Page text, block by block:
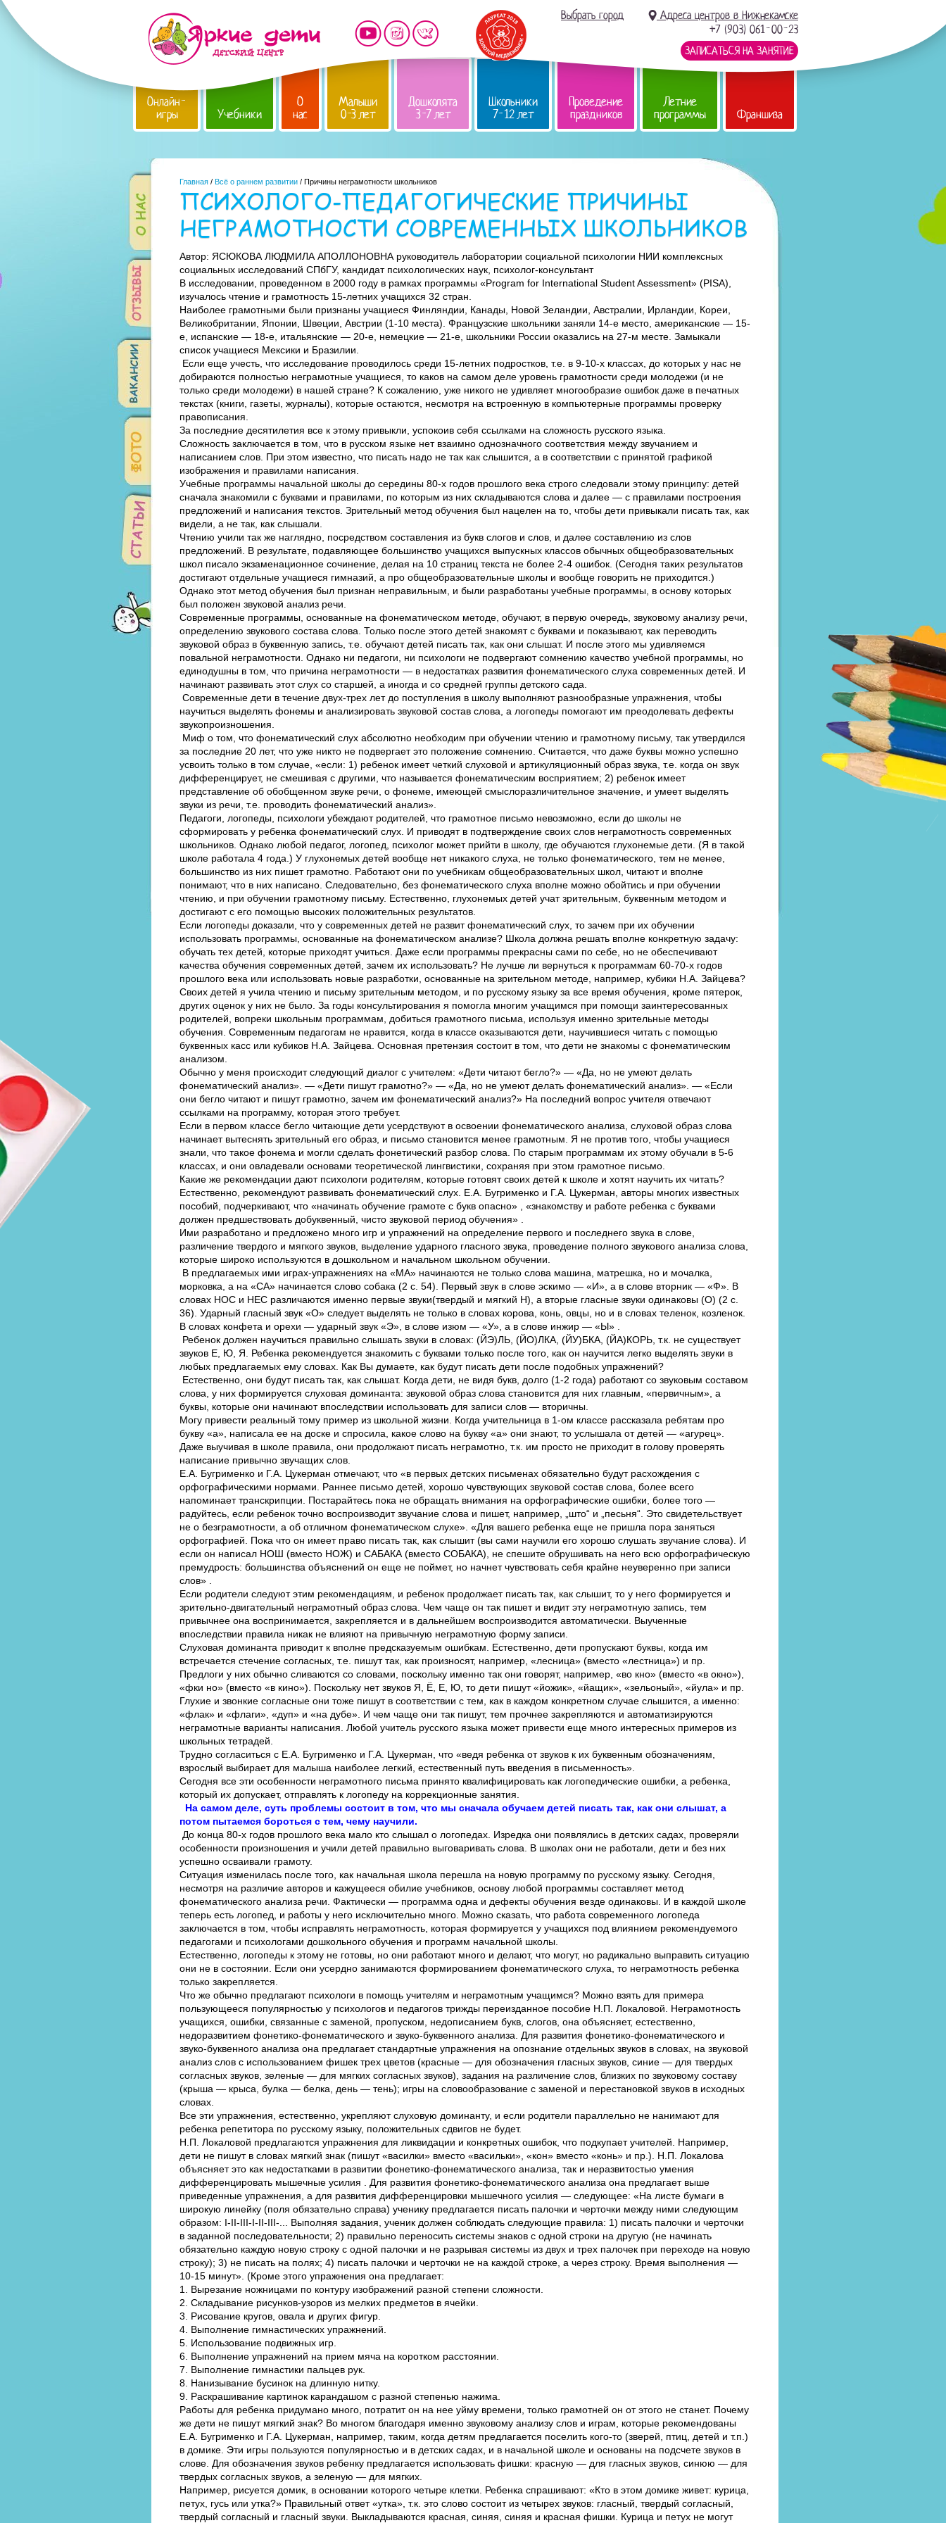
Выбрать город
Адреса центров в Нижнекамске
+7 (903) 061-00-23
ЗАПИСАТЬСЯ НА ЗАНЯТИЕ
Онлайн-
игры Учебники
О
нас
Малыши
0-3 лет
Дошколята
3-7 лет
Школьники
7-12 лет
Проведение
праздников
Летние
программы Франшиза
Главная / Всё о раннем развитии / Причины неграмотности школьников
ПСИХОЛОГО-ПЕДАГОГИЧЕСКИЕ ПРИЧИНЫ
НЕГРАМОТНОСТИ СОВРЕМЕННЫХ ШКОЛЬНИКОВ
Автор: ЯСЮКОВА ЛЮДМИЛА АПОЛЛОНОВНА руководитель лаборатории социальной психологии НИИ комплексных
социальных исследований СПбГУ, кандидат психологических наук, психолог-консультант
В исследовании, проведенном в 2000 году в рамках программы «Program for International Student Assessment» (PISA),
изучалось чтение и грамотность 15-летних учащихся 32 стран.
Наиболее грамотными были признаны учащиеся Финляндии, Канады, Новой Зеландии, Австралии, Ирландии, Кореи,
Великобритании, Японии, Швеции, Австрии (1-10 места). Французские школьники заняли 14-е место, американские — 15-
е, испанские — 18-е, итальянские — 20-е, немецкие — 21-е, школьники России оказались на 27-м месте. Замыкали
список учащиеся Мексики и Бразилии.
Если еще учесть, что исследование проводилось среди 15-летних подростков, т.е. в 9-10-х классах, до которых у нас не
добираются полностью неграмотные учащиеся, то каков на самом деле уровень грамотности среди молодежи (и не
только среди молодежи) в нашей стране? К сожалению, уже никого не удивляет многообразие ошибок даже в печатных
текстах (книги, газеты, журналы), которые остаются, несмотря на встроенную в компьютерные программы проверку
правописания.
За последние десятилетия все к этому привыкли, успокоив себя ссылками на сложность русского языка.
Сложность заключается в том, что в русском языке нет взаимно однозначного соответствия между звучанием и
написанием слов. При этом известно, что писать надо не так как слышится, а в соответствии с принятой графикой
изображения и правилами написания.
Учебные программы начальной школы до середины 80-х годов прошлого века строго следовали этому принципу: детей
сначала знакомили с буквами и правилами, по которым из них складываются слова и далее — с правилами построения
предложений и написания текстов. Зрительный метод обучения был нацелен на то, чтобы дети привыкали писать так, как
видели, а не так, как слышали.
Чтению учили так же наглядно, посредством составления из букв слогов и слов, и далее составлению из слов
предложений. В результате, подавляющее большинство учащихся выпускных классов обычных общеобразовательных
школ писало экзаменационное сочинение, делая на 10 страниц текста не более 2-4 ошибок. (Сегодня таких результатов
достигают отдельные учащиеся гимназий, а про общеобразовательные школы и вообще говорить не приходится.)
Однако этот метод обучения был признан неправильным, и были разработаны учебные программы, в основу которых
был положен звуковой анализ речи.
Современные программы, основанные на фонематическом методе, обучают, в первую очередь, звуковому анализу речи,
определению звукового состава слова. Только после этого детей знакомят с буквами и показывают, как переводить
звуковой образ в буквенную запись, т.е. обучают детей писать так, как они слышат. И после этого мы удивляемся
повальной неграмотности. Однако ни педагоги, ни психологи не подвергают сомнению качество учебной программы, но
единодушны в том, что причина неграмотности — в недостатках развития фонематического слуха современных детей. И
начинают развивать этот слух со старшей, а иногда и со средней группы детского сада.
Современные дети в течение двух-трех лет до поступления в школу выполняют разнообразные упражнения, чтобы
научиться выделять фонемы и анализировать звуковой состав слова, а логопеды помогают им преодолевать дефекты
звукопроизношения.
Миф о том, что фонематический слух абсолютно необходим при обучении чтению и грамотному письму, так утвердился
за последние 20 лет, что уже никто не подвергает это положение сомнению. Считается, что даже буквы можно успешно
усвоить только в том случае, «если: 1) ребенок имеет четкий слуховой и артикуляционный образ звука, т.е. когда он звук
дифференцирует, не смешивая с другими, что называется фонематическим восприятием; 2) ребенок имеет
представление об обобщенном звуке речи, о фонеме, имеющей смыслоразличительное значение, и умеет выделять
звуки из речи, т.е. проводить фонематический анализ».
Педагоги, логопеды, психологи убеждают родителей, что грамотное письмо невозможно, если до школы не
сформировать у ребенка фонематический слух. И приводят в подтверждение своих слов неграмотность современных
школьников. Однако любой педагог, логопед, психолог может прийти в школу, где обучаются глухонемые дети. (Я в такой
школе работала 4 года.) У глухонемых детей вообще нет никакого слуха, не только фонематического, тем не менее,
большинство из них пишет грамотно. Работают они по учебникам общеобразовательных школ, читают и вполне
понимают, что в них написано. Следовательно, без фонематического слуха вполне можно обойтись и при обучении
чтению, и при обучении грамотному письму. Естественно, глухонемых детей учат зрительным, буквенным методом и
достигают с его помощью высоких положительных результатов.
Если логопеды доказали, что у современных детей не развит фонематический слух, то зачем при их обучении
использовать программы, основанные на фонематическом анализе? Школа должна решать вполне конкретную задачу:
обучать тех детей, которые приходят учиться. Даже если программы прекрасны сами по себе, но не обеспечивают
качества обучения современных детей, зачем их использовать? Не лучше ли вернуться к программам 60-70-х годов
прошлого века или использовать новые разработки, основанные на зрительном методе, например, кубики Н.А. Зайцева?
Своих детей я учила чтению и письму зрительным методом, и по русскому языку за все время обучения, кроме пятерок,
других оценок у них не было. За годы консультирования я помогла многим учащимся при помощи заинтересованных
родителей, вопреки школьным программам, добиться грамотного письма, используя именно зрительные методы
обучения. Современным педагогам не нравится, когда в классе оказываются дети, научившиеся читать с помощью
буквенных касс или кубиков Н.А. Зайцева. Основная претензия состоит в том, что дети не знакомы с фонематическим
анализом.
Обычно у меня происходит следующий диалог с учителем: «Дети читают бегло?» — «Да, но не умеют делать
фонематический анализ». — «Дети пишут грамотно?» — «Да, но не умеют делать фонематический анализ». — «Если
они бегло читают и пишут грамотно, зачем им фонематический анализ?» На последний вопрос учителя отвечают
ссылками на программу, которая этого требует.
Если в первом классе бегло читающие дети усердствуют в освоении фонематического анализа, слуховой образ слова
начинает вытеснять зрительный его образ, и письмо становится менее грамотным. Я не против того, чтобы учащиеся
знали, что такое фонема и могли сделать фонетический разбор слова. По старым программам их этому обучали в 5-6
классах, и они овладевали основами теоретической лингвистики, сохраняя при этом грамотное письмо.
Какие же рекомендации дают психологи родителям, которые готовят своих детей к школе и хотят научить их читать?
Естественно, рекомендуют развивать фонематический слух. Е.А. Бугрименко и Г.А. Цукерман, авторы многих известных
пособий, подчеркивают, что «начинать обучение грамоте с букв опасно» , «знакомству и работе ребенка с буквами
должен предшествовать добуквенный, чисто звуковой период обучения» .
Ими разработано и предложено много игр и упражнений на определение первого и последнего звука в слове,
различение твердого и мягкого звуков, выделение ударного гласного звука, проведение полного звукового анализа слова,
которые широко используются в дошкольном и начальном школьном обучении.
В предлагаемых ими играх-упражнениях на «МА» начинаются не только слова машина, матрешка, но и мочалка,
морковка, а на «СА» начинается слово собака (2 с. 54). Первый звук в слове эскимо — «И», а в слове вторник — «Ф». В
словах НОС и НЕС различаются именно первые звуки(твердый и мягкий Н), а вторые гласные звуки одинаковы (О) (2 с.
36). Ударный гласный звук «О» следует выделять не только в словах корова, конь, овцы, но и в словах теленок, козленок.
В словах конфета и орехи — ударный звук «Э», в слове изюм — «У», а в слове инжир — «Ы» .
Ребенок должен научиться правильно слышать звуки в словах: (ЙЭ)ЛЬ, (ЙО)ЛКА, (ЙУ)БКА, (ЙА)КОРЬ, т.к. не существует
звуков Е, Ю, Я. Ребенка рекомендуется знакомить с буквами только после того, как он научится легко выделять звуки в
любых предлагаемых ему словах. Как Вы думаете, как будут писать дети после подобных упражнений?
Естественно, они будут писать так, как слышат. Когда дети, не видя букв, долго (1-2 года) работают со звуковым составом
слова, у них формируется слуховая доминанта: звуковой образ слова становится для них главным, «первичным», а
буквы, которые они начинают впоследствии использовать для записи слов — вторичны.
Могу привести реальный тому пример из школьной жизни. Когда учительница в 1-ом классе рассказала ребятам про
букву «а», написала ее на доске и спросила, какое слово на букву «а» они знают, то услышала от детей — «агурец».
Даже выучивая в школе правила, они продолжают писать неграмотно, т.к. им просто не приходит в голову проверять
написание привычно звучащих слов.
Е.А. Бугрименко и Г.А. Цукерман отмечают, что «в первых детских письменах обязательно будут расхождения с
орфографическими нормами. Раннее письмо детей, хорошо чувствующих звуковой состав слова, более всего
напоминает транскрипции. Постарайтесь пока не обращать внимания на орфографические ошибки, более того —
радуйтесь, если ребенок точно воспроизводит звучание слова и пишет, например, „што“ и „песьня“. Это свидетельствует
не о безграмотности, а об отличном фонематическом слухе». «Для вашего ребенка еще не пришла пора заняться
орфографией. Пока что он имеет право писать так, как слышит (вы сами научили его хорошо слушать звучание слова). И
если он написал НОШ (вместо НОЖ) и САБАКА (вместо СОБАКА), не спешите обрушивать на него всю орфографическую
премудрость: большинства объяснений он еще не поймет, но начнет чувствовать себя крайне неуверенно при записи
слов» .
Если родители следуют этим рекомендациям, и ребенок продолжает писать так, как слышит, то у него формируется и
зрительно-двигательный неграмотный образ слова. Чем чаще он так пишет и видит эту неграмотную запись, тем
привычнее она воспринимается, закрепляется и в дальнейшем воспроизводится автоматически. Выученные
впоследствии правила никак не влияют на привычную неграмотную форму записи.
Слуховая доминанта приводит к вполне предсказуемым ошибкам. Естественно, дети пропускают буквы, когда им
встречается стечение согласных, т.е. пишут так, как произносят, например, «лесница» (вместо «лестница») и пр.
Предлоги у них обычно сливаются со словами, поскольку именно так они говорят, например, «во кно» (вместо «в окно»),
«фки но» (вместо «в кино»). Поскольку нет звуков Я, Ё, Е, Ю, то дети пишут «йожик», «йащик», «зельоный», «йула» и пр.
Глухие и звонкие согласные они тоже пишут в соответствии с тем, как в каждом конкретном случае слышится, а именно:
«флак» и «флаги», «дуп» и «на дубе». И чем чаще они так пишут, тем прочнее закрепляются и автоматизируются
неграмотные варианты написания. Любой учитель русского языка может привести еще много интересных примеров из
школьных тетрадей.
Трудно согласиться с Е.А. Бугрименко и Г.А. Цукерман, что «ведя ребенка от звуков к их буквенным обозначениям,
взрослый выбирает для малыша наиболее легкий, естественный путь введения в письменность».
Сегодня все эти особенности неграмотного письма принято квалифицировать как логопедические ошибки, а ребенка,
который их допускает, отправлять к логопеду на коррекционные занятия.
На самом деле, суть проблемы состоит в том, что мы сначала обучаем детей писать так, как они слышат, а
потом пытаемся бороться с тем, чему научили.
До конца 80-х годов прошлого века мало кто слышал о логопедах. Изредка они появлялись в детских садах, проверяли
особенности произношения и учили детей правильно выговаривать слова. В школах они не работали, дети и без них
успешно осваивали грамоту.
Ситуация изменилась после того, как начальная школа перешла на новую программу по русскому языку. Сегодня,
несмотря на различие авторов и кажущееся обилие учебников, основу любой программы составляет метод
фонематического анализа речи. Фактически — программа одна и дефекты обучения везде одинаковы. И в каждой школе
теперь есть логопед, и работы у него исключительно много. Можно сказать, что работа современного логопеда
заключается в том, чтобы исправлять неграмотность, которая формируется у учащихся под влиянием рекомендуемого
педагогами и психологами дошкольного обучения и программ начальной школы.
Естественно, логопеды к этому не готовы, но они работают много и делают, что могут, но радикально выправить ситуацию
они не в состоянии. Если они усердно занимаются формированием фонематического слуха, то неграмотность ребенка
только закрепляется.
Что же обычно предлагают психологи в помощь учителям и неграмотным учащимся? Можно взять для примера
пользующееся популярностью у психологов и педагогов трижды переизданное пособие Н.П. Локаловой. Неграмотность
учащихся, ошибки, связанные с заменой, пропуском, недописанием букв, слогов, она объясняет, естественно,
недоразвитием фонетико-фонематического и звуко-буквенного анализа. Для развития фонетико-фонематического и
звуко-буквенного анализа она предлагает стандартные упражнения на опознание отдельных звуков в словах, на звуковой
анализ слов с использованием фишек трех цветов (красные — для обозначения гласных звуков, синие — для твердых
согласных звуков, зеленые — для мягких согласных звуков), задания на различение слов, близких по звуковому составу
(крыша — крыса, булка — белка, день — тень); игры на словообразование с заменой и перестановкой звуков в исходных
словах.
Все эти упражнения, естественно, укрепляют слуховую доминанту, и если родители параллельно не нанимают для
ребенка репетитора по русскому языку, положительных сдвигов не будет.
Н.П. Локаловой предлагаются упражнения для ликвидации и конкретных ошибок, что подкупает учителей. Например,
дети не пишут в словах мягкий знак (пишут «василки» вместо «васильки», «кон» вместо «конь» и пр.). Н.П. Локалова
объясняет это как недостатками в развитии фонетико-фонематического анализа, так и неразвитостью умения
дифференцировать мышечные усилия . Для развития фонетико-фонематического анализа она предлагает выше
приведенные упражнения, а для развития дифференцировки мышечного усилия — следующее: «На листе бумаги в
широкую линейку (поля обязательно справа) ученику предлагается писать палочки и черточки между ними следующим
образом: I-II-III-I-II-III-... Выполняя задания, ученик должен соблюдать следующие правила: 1) писать палочки и черточки
в заданной последовательности; 2) правильно переносить системы знаков с одной строки на другую (не начинать
обязательно каждую новую строку с одной палочки и не разрывая системы из двух и трех палочек при переходе на новую
строку); 3) не писать на полях; 4) писать палочки и черточки не на каждой строке, а через строку. Время выполнения —
10-15 минут». (Кроме этого упражнения она предлагает:
1. Вырезание ножницами по контуру изображений разной степени сложности.
2. Складывание рисунков-узоров из мелких предметов в ячейки.
3. Рисование кругов, овала и других фигур.
4. Выполнение гимнастических упражнений.
5. Использование подвижных игр.
6. Выполнение упражнений на прием мяча на коротком расстоянии.
7. Выполнение гимнастики пальцев рук.
8. Нанизывание бусинок на длинную нитку.
9. Раскрашивание картинок карандашом с разной степенью нажима.
Работы для ребенка придумано много, потратит он на нее уйму времени, только грамотней он от этого не станет. Почему
же дети не пишут мягкий знак? Во многом благодаря именно звуковому анализу слов и играм, которые рекомендованы
Е.А. Бугрименко и Г.А. Цукерман, например, таким, когда детям предлагается поселить кого-то (зверей, птиц, детей и т.п.)
в домике. Эти игры пользуются популярностью и в детских садах, и в начальной школе и основаны на подсчете звуков в
слове. Для обозначения звуков ребенку предлагается использовать фишки: красную — для гласных звуков, синюю — для
твердых согласных звуков, а зеленую — для мягких.
Например, рисуется домик, в основании которого четыре клетки. Ребенка спрашивают: «Кто в этом домике живет: курица,
петух, гусь или утка?» Правильный ответ «утка», т.к. это слово состоит из четырех звуков: гласный, твердый согласный,
твердый согласный и гласный звуки. Выкладываются красная, синяя, синяя и красная фишки. Курица и петух не могут